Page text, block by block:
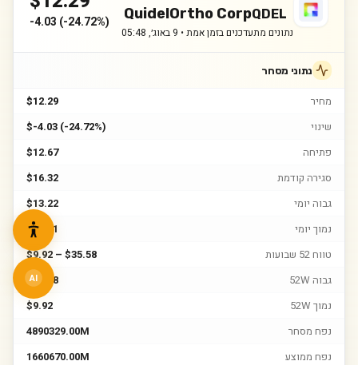
QuidelOrtho CorpQDEL
נתונים מתעדכנים בזמן אמת • 9 באוג׳, 05:48
-4.03 (-24.72%)
נתוני מסחר
מחיר
$12.29
שינוי
$-4.03 (-24.72%)
פתיחה
$12.67
סגירה קודמת
$16.32
גבוה יומי
$13.22
נמוך יומי
$11.41
טווח 52 שבועות
$9.92 – $35.58
גבוה 52W
$35.58
נמוך 52W
$9.92
נפח מסחר
4890329.00M
נפח ממוצע
1660670.00M
AI